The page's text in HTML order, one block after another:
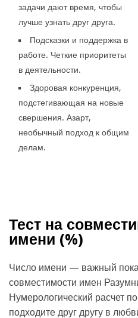
задачи дают время, чтобы
лучше узнать друг друга.
Подсказки и поддержка в
работе. Четкие приоритеты
в деятельности.
Здоровая конкуренция,
подстегивающая на новые
свершения. Азарт,
необычный подход к общим
делам.
Тест на
имени (%)
Число имени — важный
совместимости имен
Нумерологический расчет
подходите друг другу в